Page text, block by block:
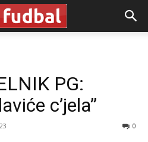
PG:
c’jela”
0